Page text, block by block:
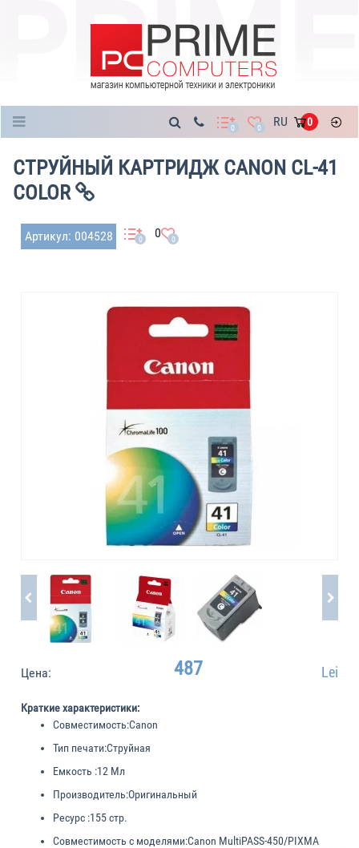
0 0 RU 0
СТРУЙНЫЙ КАРТРИДЖ CANON CL-41
COLOR
Артикул: 004528 0 0 0
Цена: 487 Lei
Краткие характеристики:
Совместимость:Canon
Тип печати:Струйная
Емкость :12 Мл
Производитель:Оригинальный
Ресурс :155 стр.
Совместимость с моделями:Canon MultiPASS-450/PIXMA